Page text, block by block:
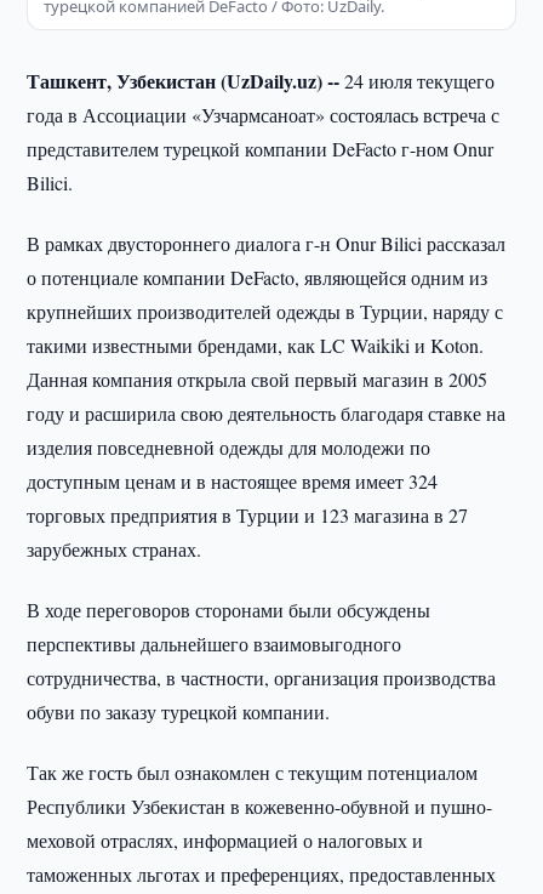
турецкой компанией DeFacto / Фото: UzDaily.
Ташкент, Узбекистан (UzDaily.uz) --24 июля текущего
года в Ассоциации «Узчармсаноат» состоялась встреча с
представителем турецкой компании DeFacto г-ном Onur
Bilici.
В рамках двустороннего диалога г-н Onur Bilici рассказал
о потенциале компании DeFacto, являющейся одним из
крупнейших производителей одежды в Турции, наряду с
такими известными брендами, как LC Waikiki и Koton.
Данная компания открыла свой первый магазин в 2005
году и расширила свою деятельность благодаря ставке на
изделия повседневной одежды для молодежи по
доступным ценам и в настоящее время имеет 324
торговых предприятия в Турции и 123 магазина в 27
зарубежных странах.
В ходе переговоров сторонами были обсуждены
перспективы дальнейшего взаимовыгодного
сотрудничества, в частности, организация производства
обуви по заказу турецкой компании.
Так же гость был ознакомлен с текущим потенциалом
Республики Узбекистан в кожевенно-обувной и пушно-
меховой отраслях, информацией о налоговых и
таможенных льготах и преференциях, предоставленных